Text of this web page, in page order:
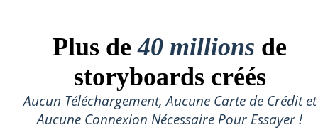
Plus de40 millions de
storyboards créés
Aucun Téléchargement, Aucune Carte de Crédit et
Aucune Connexion Nécessaire Pour Essayer !